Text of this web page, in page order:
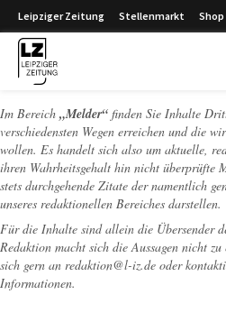
Leipziger Zeitung Stellenmarkt Shop
Im Bereich „Melder“ finden Sie Inhalte
verschiedensten Wegen erreichen und die
wollen. Es handelt sich also um aktuelle,
ihren Wahrheitsgehalt hin nicht überprüfte
stets durchgehende Zitate der namentlich
unseres redaktionellen Bereiches darstellen.
Für die Inhalte sind allein die Übersender
Redaktion macht sich die Aussagen nicht
sich gern an redaktion@l-iz.de oder
Informationen.